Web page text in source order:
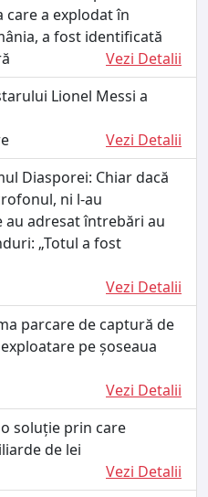
care a explodat în
a fost identificată
Vezi Detalii
Lionel Messi a
Vezi Detalii
Diasporei: Chiar dacă
ni l-au
au adresat întrebări au
„Totul a fost
Vezi Detalii
parcare de captură de
pe șoseaua
Vezi Detalii
soluție prin care
de lei
Vezi Detalii